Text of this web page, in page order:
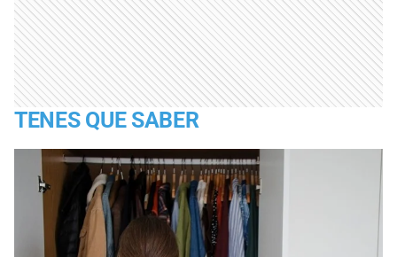
TENES QUE SABER